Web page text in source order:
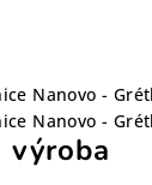
výroba